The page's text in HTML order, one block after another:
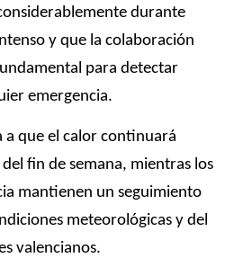
durante
y que la colaboración
para detectar
emergencia.
a que el calor continuará
fin de semana, mientras los
mantienen un seguimiento
meteorológicas y del
valencianos.